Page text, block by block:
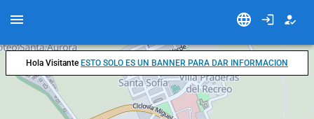
Hola Visitante ESTO SOLO ES UN BANNER PARA DAR INFORMACION